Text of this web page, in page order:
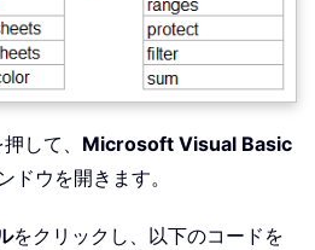
して、 Microsoft Visual Basic
ドウを開きます。
をクリックし、以下のコードを